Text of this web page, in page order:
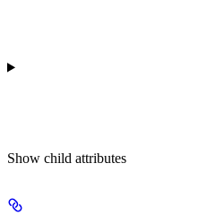
Show child attributes